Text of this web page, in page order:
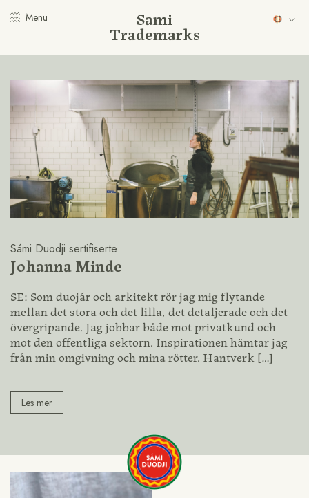
Menu Sami
Trademarks
Sámi Duodji sertifiserte
Johanna Minde
SE: Som duojár och arkitekt rör jag mig flytande
mellan det stora och det lilla, det detaljerade och det
övergripande. Jag jobbar både mot privatkund och
mot den offentliga sektorn. Inspirationen hämtar jag
från min omgivning och mina rötter. Hantverk […]
Les mer